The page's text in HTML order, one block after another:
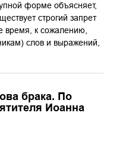
форме объясняет,
строгий запрет
время, к сожалению,
слов и выражений,
брака. По
Иоанна